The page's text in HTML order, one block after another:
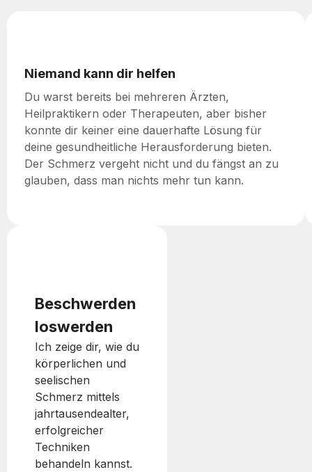
Niemand kann dir helfen
Du warst bereits bei mehreren Ärzten,
Heilpraktikern oder Therapeuten, aber bisher
konnte dir keiner eine dauerhafte Lösung für
deine gesundheitliche Herausforderung bieten.
Der Schmerz vergeht nicht und du fängst an zu
glauben, dass man nichts mehr tun kann.
Beschwerden
loswerden
Ich zeige dir, wie du
körperlichen und
seelischen
Schmerz mittels
jahrtausendealter,
erfolgreicher
Techniken
behandeln kannst.